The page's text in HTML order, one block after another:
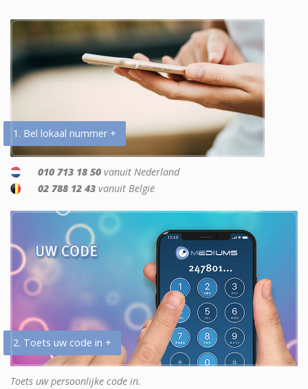
1. Bel lokaal nummer +
010 713 18 50 vanuit Nederland
02 788 12 43 vanuit België
2. Toets uw code in +
Toets uw persoonlijke code in.